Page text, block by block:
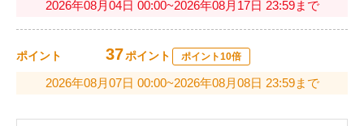
2026年08月04日 00:00~2026年08月17日 23:59まで
ポイント 37ポイント ポイント10倍
2026年08月07日 00:00~2026年08月08日 23:59まで